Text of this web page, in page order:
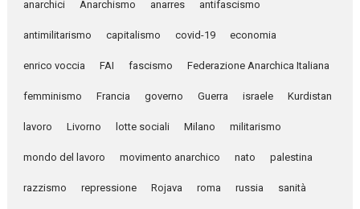
anarchici Anarchismo anarres antifascismo
antimilitarismo capitalismo covid-19 economia
enrico voccia FAI fascismo Federazione Anarchica Italiana
femminismo Francia governo Guerra israele Kurdistan
lavoro Livorno lotte sociali Milano militarismo
mondo del lavoro movimento anarchico nato palestina
razzismo repressione Rojava roma russia sanità